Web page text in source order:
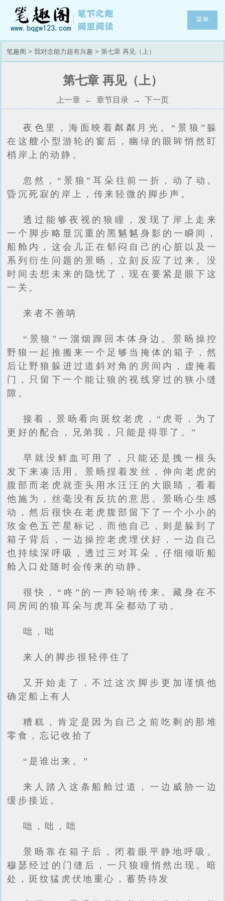
菜单
笔趣阁 > 我对念能力超有兴趣 > 第七章 再见（上）
第七章 再见（上）
上一章 ← 章节目录 → 下一页
夜色里，海面映着粼粼月光。“景狼”躲
在这艘小型游轮的窗后，幽绿的眼眸悄然盯
梢岸上的动静。
忽然，“景狼”耳朵往前一折，动了动。
昏沉死寂的岸上，传来轻微的脚步声。
透过能够夜视的狼瞳，发现了岸上走来
一个脚步略显沉重的黑魆魆身影的一瞬间，
船舱内，这会儿正在郁闷自己的心脏以及一
系列衍生问题的景旸，立刻反应了过来。没
时间去想未来的隐忧了，现在要紧是眼下这
一关。
来者不善呐
“景狼”一溜烟蹿回本体身边。景旸操控
野狼一起推搬来一个足够当掩体的箱子，然
后让野狼躲进过道斜对角的房间内，虚掩着
门，只留下一个能让狼的视线穿过的狭小缝
隙。
接着，景旸看向斑纹老虎，“虎哥，为了
更好的配合，兄弟我，只能是得罪了。”
早就没鲜血可用了，只能还是拽一根头
发下来凑活用。景旸捏着发丝，伸向老虎的
腹部而老虎就歪头用水汪汪的大眼睛，看着
他施为，丝毫没有反抗的意思。景旸心生感
动，然后很快在老虎腹部留下了一个小小的
玫金色五芒星标记，而他自己，则是躲到了
箱子背后，一边操控老虎埋伏好，一边自己
也持续深呼吸，透过三对耳朵，仔细倾听船
舱入口处随时会传来的动静。
很快，“咚”的一声轻响传来。藏身在不
同房间的狼耳朵与虎耳朵都动了动。
咄，咄
来人的脚步很轻停住了
又开始走了，不过这次脚步更加谨慎他
确定船上有人
糟糕，肯定是因为自己之前吃剩的那堆
零食，忘记收拾了
“是谁出来。”
来人踏入这条船舱过道，一边威胁一边
缓步接近。
咄，咄，咄
景旸靠在箱子后，闭着眼平静地呼吸。
穆瑟经过的门缝后，一只狼瞳悄然出现。暗
处，斑纹猛虎伏地重心，蓄势待发